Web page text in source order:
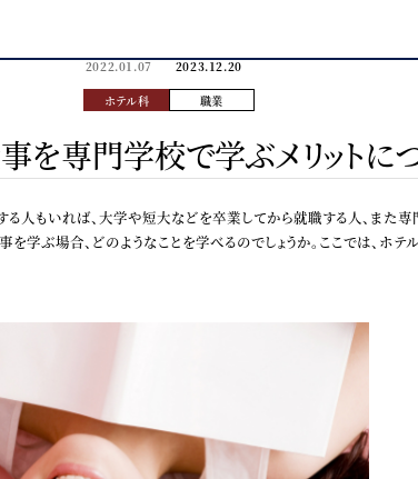
2022.01.07 2023.12.20
ホテル科 職業
を専門学校で学ぶメリットに
人もいれば、大学や短大などを卒業してから就職する人、また
学ぶ場合、どのようなことを学べるのでしょうか。ここでは、ホ